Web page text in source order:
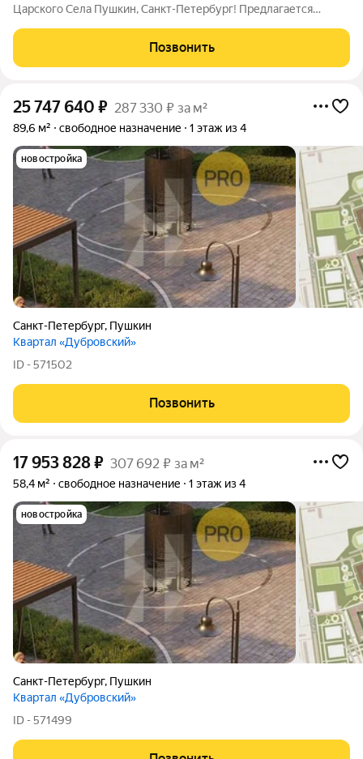
Царского Села Пушкин, Санкт-Петербург! Предлагается
участок площадью 530 м в историческом центре города
Позвонить
25 747 640 ₽ 287 330 ₽ за м²
89,6 м² свободное назначение 1 этаж из 4
новостройка
Санкт-Петербург, Пушкин
Квартал «Дубровский»
ID - 571502
Позвонить
17 953 828₽ 307 692 ₽ за м²
58,4 м² свободное назначение 1 этаж из 4
новостройка
Санкт-Петербург, Пушкин
Квартал «Дубровский»
ID - 571499